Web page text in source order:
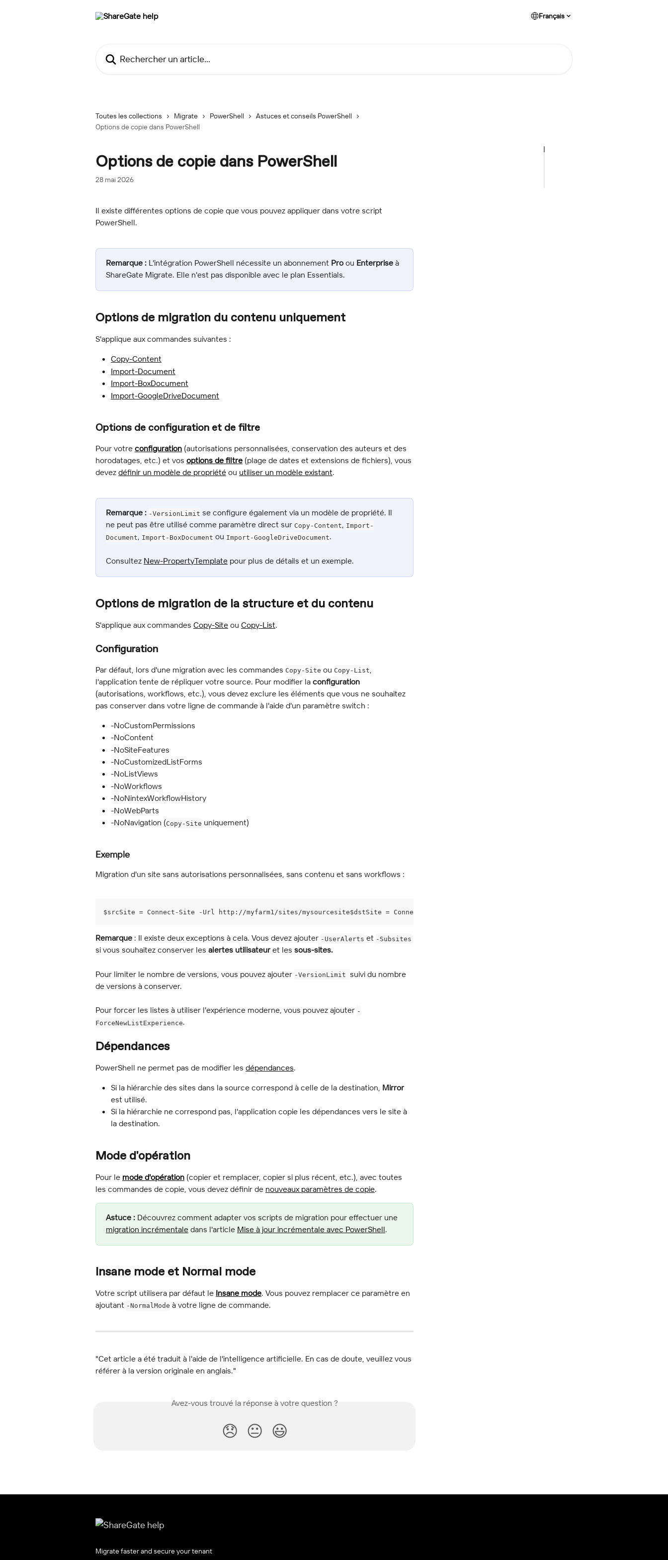
Français
Toutes les collections Migrate PowerShell
Astuces et conseils PowerShell
Options de copie dans PowerShell
Options de copie dans PowerShell
28 mai 2026
Il existe différentes options de copie que vous pouvez appliquer dans votre script
PowerShell.
Remarque : L'intégration PowerShell nécessite un abonnement Pro ou Enterprise à
ShareGate Migrate. Elle n'est pas disponible avec le plan Essentials.
Options de migration du contenu uniquement
S'applique aux commandes suivantes :
Copy-Content
Import-Document
Import-BoxDocument
Import-GoogleDriveDocument
Options de configuration et de filtre
Pour votre configuration (autorisations personnalisées, conservation des auteurs et des
horodatages, etc.) et vos options de filtre (plage de dates et extensions de fichiers), vous
devez définir un modèle de propriété ou utiliser un modèle existant.
Remarque : -VersionLimit se configure également via un modèle de propriété. Il
ne peut pas être utilisé comme paramètre direct sur Copy-Content, Import-
Document, Import-BoxDocument ou Import-GoogleDriveDocument.
Consultez New-PropertyTemplate pour plus de détails et un exemple.
Options de migration de la structure et du contenu
S'applique aux commandes Copy-Site ou Copy-List.
Configuration
Par défaut, lors d'une migration avec les commandes Copy-Site ou Copy-List
l'application tente de répliquer votre source. Pour modifier la configuration
(autorisations, workflows, etc.), vous devez exclure les éléments que vous ne souhaitez
pas conserver dans votre ligne de commande à l'aide d'un paramètre switch :
-NoCustomPermissions
-NoContent
-NoSiteFeatures
-NoCustomizedListForms
-NoListViews
-NoWorkflows
-NoNintexWorkflowHistory
-NoWebParts
-NoNavigation (Copy-Site uniquement)
Exemple
Migration d'un site sans autorisations personnalisées, sans contenu et sans workflows :
$srcSite = Connect-Site -Url http://myfarm1/sites/mysourcesite$dstSite = Connect-Site -Url http://myfarm1/sites/mydestinationsiteCopy-Site -
Remarque : Il existe deux exceptions à cela. Vous devez ajouter -UserAlerts et -Subsites
si vous souhaitez conserver les alertes utilisateur et les sous-sites.
Pour limiter le nombre de versions, vous pouvez ajouter -VersionLimit suivi du nombre
de versions à conserver.
Pour forcer les listes à utiliser l'expérience moderne, vous pouvez ajouter -
ForceNewListExperience.
Dépendances
PowerShell ne permet pas de modifier les dépendances.
Si la hiérarchie des sites dans la source correspond à celle de la destination, Mirror
est utilisé.
Si la hiérarchie ne correspond pas, l'application copie les dépendances vers le site à
la destination.
Mode d'opération
Pour le mode d'opération (copier et remplacer, copier si plus récent, etc.), avec toutes
les commandes de copie, vous devez définir de nouveaux paramètres de copie.
Astuce : Découvrez comment adapter vos scripts de migration pour effectuer une
migration incrémentale dans l'article Mise à jour incrémentale avec PowerShell.
Insane mode et Normal mode
Votre script utilisera par défaut le Insane mode. Vous pouvez remplacer ce paramètre en
ajoutant -NormalMode à votre ligne de commande.
"Cet article a été traduit à l'aide de l'intelligence artificielle. En cas de doute, veuillez vous
référer à la version originale en anglais."
Avez-vous trouvé la réponse à votre question ?
😞 😐 😃
Migrate faster and secure your tenant